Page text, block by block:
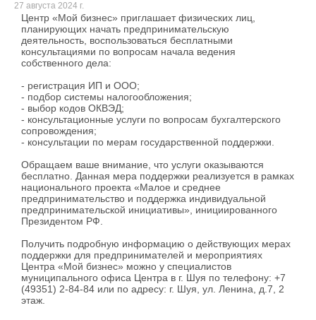
27 августа 2024 г.
Центр «Мой бизнес» приглашает физических лиц,
планирующих начать предпринимательскую
деятельность, воспользоваться бесплатными
консультациями по вопросам начала ведения
собственного дела:
- регистрация ИП и ООО;
- подбор системы налогообложения;
- выбор кодов ОКВЭД;
- консультационные услуги по вопросам бухгалтерского
сопровождения;
- консультации по мерам государственной поддержки.
Обращаем ваше внимание, что услуги оказываются
бесплатно. Данная мера поддержки реализуется в рамках
национального проекта «Малое и среднее
предпринимательство и поддержка индивидуальной
предпринимательской инициативы», инициированного
Президентом РФ.
Получить подробную информацию о действующих мерах
поддержки для предпринимателей и мероприятиях
Центра «Мой бизнес» можно у специалистов
муниципального офиса Центра в г. Шуя по телефону: +7
(49351) 2-84-84 или по адресу: г. Шуя, ул. Ленина, д.7, 2
этаж.